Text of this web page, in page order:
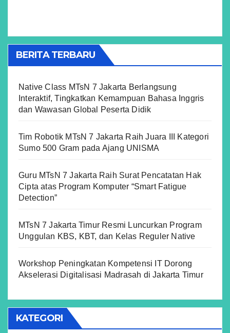
BERITA TERBARU
Native Class MTsN 7 Jakarta Berlangsung
Interaktif, Tingkatkan Kemampuan Bahasa Inggris
dan Wawasan Global Peserta Didik
Tim Robotik MTsN 7 Jakarta Raih Juara III Kategori
Sumo 500 Gram pada Ajang UNISMA
Guru MTsN 7 Jakarta Raih Surat Pencatatan Hak
Cipta atas Program Komputer “Smart Fatigue
Detection”
MTsN 7 Jakarta Timur Resmi Luncurkan Program
Unggulan KBS, KBT, dan Kelas Reguler Native
Workshop Peningkatan Kompetensi IT Dorong
Akselerasi Digitalisasi Madrasah di Jakarta Timur
KATEGORI